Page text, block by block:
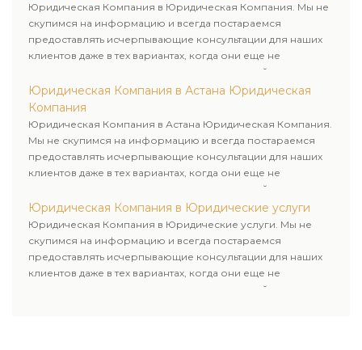
Юридическая Компания в Юридическая Компания. Мы не
скупимся на информацию и всегда постараемся
предоставлять исчерпывающие консультации для наших
клиентов даже в тех вариантах, когда они еще не
пользовались юридическими услугами нашей компании.
Юридическая Компания в Астана Юридическая
Компания
Юридическая Компания в Астана Юридическая Компания.
Мы не скупимся на информацию и всегда постараемся
предоставлять исчерпывающие консультации для наших
клиентов даже в тех вариантах, когда они еще не
пользовались юридическими услугами нашей компании.
Юридическая Компания в Юридические услуги
Юридическая Компания в Юридические услуги. Мы не
скупимся на информацию и всегда постараемся
предоставлять исчерпывающие консультации для наших
клиентов даже в тех вариантах, когда они еще не
пользовались юридическими услугами нашей компании.